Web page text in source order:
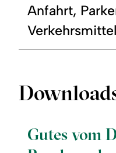
Anfahrt,
Verkehrsmittel
Gutes vom